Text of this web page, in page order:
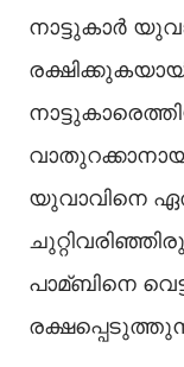
നാട്ടുകാര്‍
യുവാവിനെ
പാമ്ബിനെ